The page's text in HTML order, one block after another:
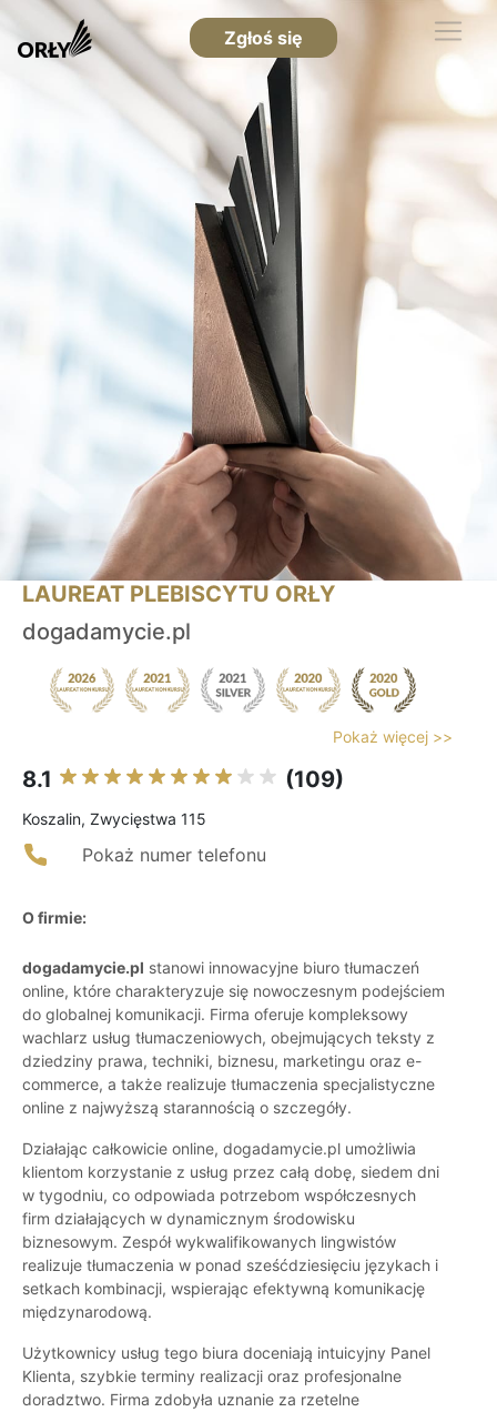
Zgłoś się
LAUREAT PLEBISCYTU ORŁY
dogadamycie.pl
Pokaż więcej >>
8.1 (109)
Koszalin, Zwycięstwa 115
Pokaż numer telefonu
O firmie:
dogadamycie.pl stanowi innowacyjne biuro tłumaczeń
online, które charakteryzuje się nowoczesnym podejściem
do globalnej komunikacji. Firma oferuje kompleksowy
wachlarz usług tłumaczeniowych, obejmujących teksty z
dziedziny prawa, techniki, biznesu, marketingu oraz e-
commerce, a także realizuje tłumaczenia specjalistyczne
online z najwyższą starannością o szczegóły.
Działając całkowicie online, dogadamycie.pl umożliwia
klientom korzystanie z usług przez całą dobę, siedem dni
w tygodniu, co odpowiada potrzebom współczesnych
firm działających w dynamicznym środowisku
biznesowym. Zespół wykwalifikowanych lingwistów
realizuje tłumaczenia w ponad sześćdziesięciu językach i
setkach kombinacji, wspierając efektywną komunikację
międzynarodową.
Użytkownicy usług tego biura doceniają intuicyjny Panel
Klienta, szybkie terminy realizacji oraz profesjonalne
doradztwo. Firma zdobyła uznanie za rzetelne